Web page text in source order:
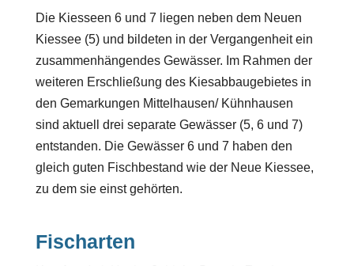
Die Kiesseen 6 und 7 liegen neben dem Neuen
Kiessee (5) und bildeten in der Vergangenheit ein
zusammenhängendes Gewässer. Im Rahmen der
weiteren Erschließung des Kiesabbaugebietes in
den Gemarkungen Mittelhausen/ Kühnhausen
sind aktuell drei separate Gewässer (5, 6 und 7)
entstanden. Die Gewässer 6 und 7 haben den
gleich guten Fischbestand wie der Neue Kiessee,
zu dem sie einst gehörten.
Fischarten